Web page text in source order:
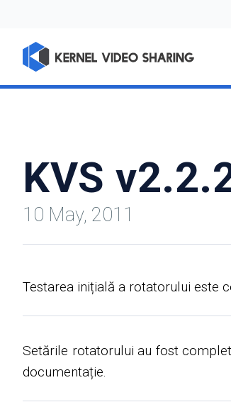
KVS
10 May, 2011
Testarea inițială a rotatorului este
Setările rotatorului au fost
documentație.